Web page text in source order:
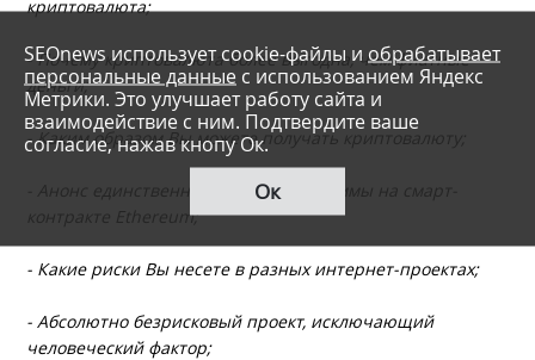
криптовалюта;
- Почему криптовалюта более выгодна, чем фиатные
деньги;
- Каким образом Вы можете получать криптовалюту;
- Анонс единственной в мире программы на смарт-
контракте Ethereum;
- Какие риски Вы несете в разных интернет-проектах;
- Абсолютно безрисковый проект, исключающий
человеческий фактор;
SEOnews использует cookie-файлы и обрабатывает
персональные данные с использованием Яндекс
Метрики. Это улучшает работу сайта и
взаимодействие с ним. Подтвердите ваше
согласие, нажав кнопу Ок.
Ок